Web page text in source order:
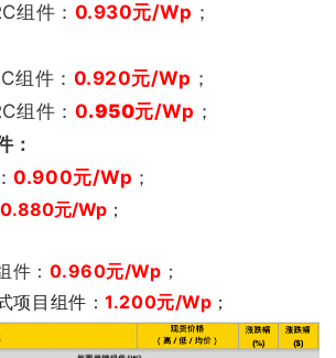
组件： 0.930元/Wp ；
组件： 0.920元/Wp ；
组件： 0.950元/Wp ；
：
0.900元/Wp ；
0.880元/Wp ；
件： 0.960元/Wp ；
项目组件：1.200元/Wp ；